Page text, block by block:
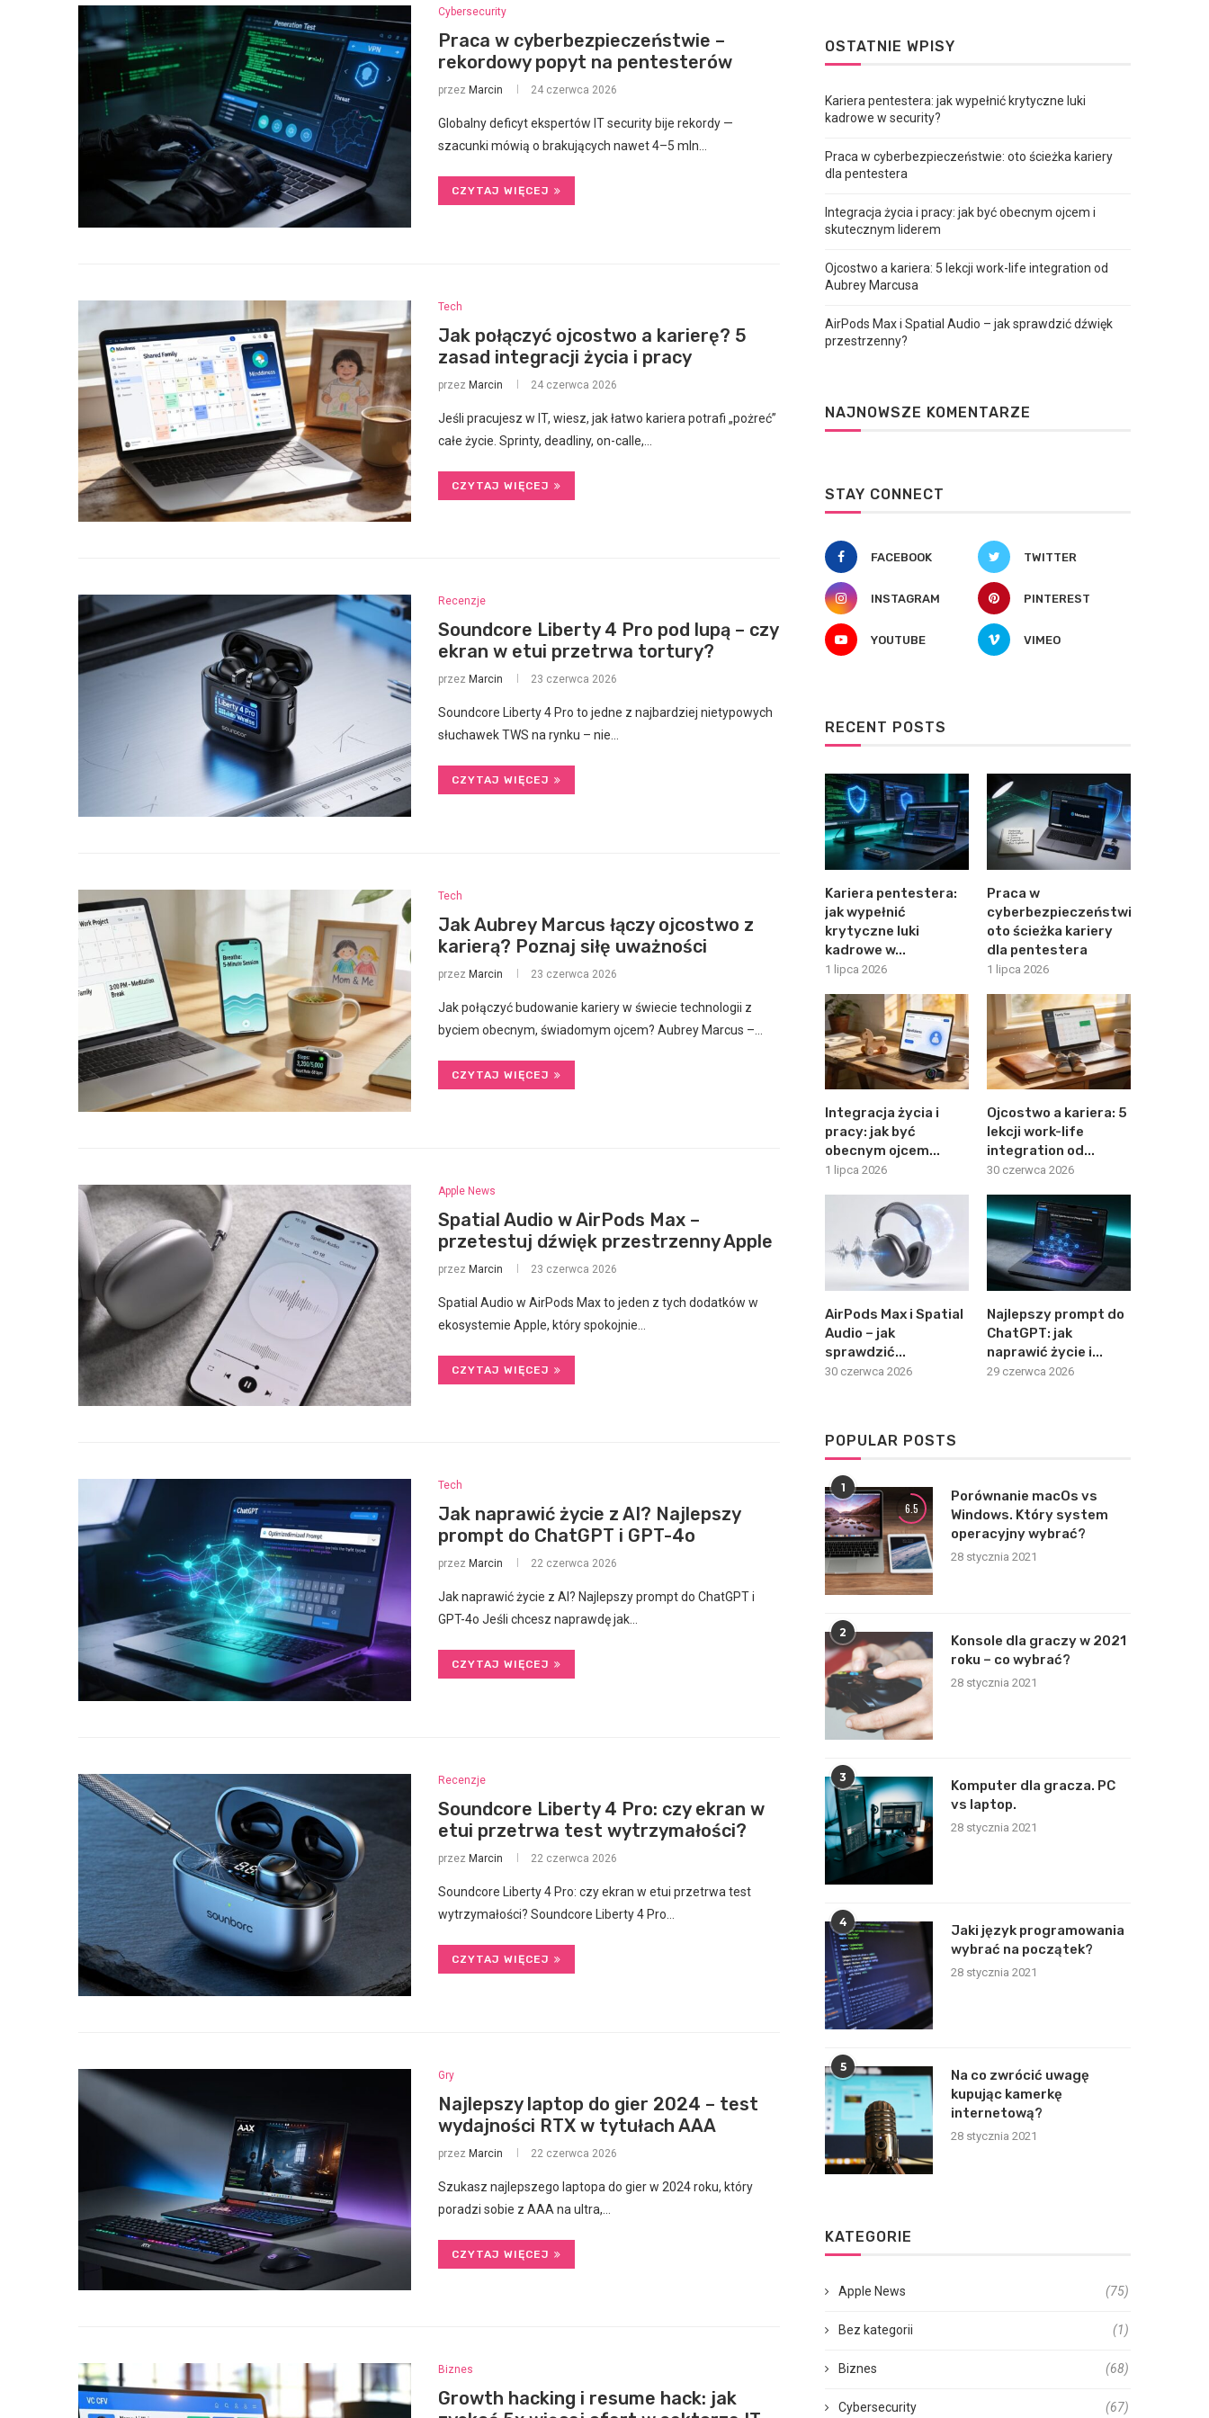
Cybersecurity
Praca w cyberbezpieczeństwie –
rekordowy popyt na pentesterów
przez Marcin 24 czerwca 2026
Globalny deficyt ekspertów IT security bije rekordy —
szacunki mówią o brakujących nawet 4–5 mln…
CZYTAJ WIĘCEJ
Tech
Jak połączyć ojcostwo a karierę? 5
zasad integracji życia i pracy
przez Marcin 24 czerwca 2026
Jeśli pracujesz w IT, wiesz, jak łatwo kariera potrafi „pożreć”
całe życie. Sprinty, deadliny, on-calle,…
CZYTAJ WIĘCEJ
Recenzje
Soundcore Liberty 4 Pro pod lupą – czy
ekran w etui przetrwa tortury?
przez Marcin 23 czerwca 2026
Soundcore Liberty 4 Pro to jedne z najbardziej nietypowych
słuchawek TWS na rynku – nie…
CZYTAJ WIĘCEJ
Tech
Jak Aubrey Marcus łączy ojcostwo z
karierą? Poznaj siłę uważności
przez Marcin 23 czerwca 2026
Jak połączyć budowanie kariery w świecie technologii z
byciem obecnym, świadomym ojcem? Aubrey Marcus –…
CZYTAJ WIĘCEJ
Apple News
Spatial Audio w AirPods Max –
przetestuj dźwięk przestrzenny Apple
przez Marcin 23 czerwca 2026
Spatial Audio w AirPods Max to jeden z tych dodatków w
ekosystemie Apple, który spokojnie…
CZYTAJ WIĘCEJ
Tech
Jak naprawić życie z AI? Najlepszy
prompt do ChatGPT i GPT-4o
przez Marcin 22 czerwca 2026
Jak naprawić życie z AI? Najlepszy prompt do ChatGPT i
GPT-4o Jeśli chcesz naprawdę jak…
CZYTAJ WIĘCEJ
Recenzje
Soundcore Liberty 4 Pro: czy ekran w
etui przetrwa test wytrzymałości?
przez Marcin 22 czerwca 2026
Soundcore Liberty 4 Pro: czy ekran w etui przetrwa test
wytrzymałości? Soundcore Liberty 4 Pro…
CZYTAJ WIĘCEJ
Gry
Najlepszy laptop do gier 2024 – test
wydajności RTX w tytułach AAA
przez Marcin 22 czerwca 2026
Szukasz najlepszego laptopa do gier w 2024 roku, który
poradzi sobie z AAA na ultra,…
CZYTAJ WIĘCEJ
Biznes
Growth hacking i resume hack: jak
OSTATNIE WPISY
Kariera pentestera: jak wypełnić krytyczne luki
kadrowe w security?
Praca w cyberbezpieczeństwie: oto ścieżka kariery
dla pentestera
Integracja życia i pracy: jak być obecnym ojcem i
skutecznym liderem
Ojcostwo a kariera: 5 lekcji work-life integration od
Aubrey Marcusa
AirPods Max i Spatial Audio – jak sprawdzić dźwięk
przestrzenny?
NAJNOWSZE KOMENTARZE
STAY CONNECT
FACEBOOK TWITTER
INSTAGRAM PINTEREST
YOUTUBE VIMEO
RECENT POSTS
Kariera pentestera:
jak wypełnić
krytyczne luki
kadrowe w...
1 lipca 2026
Praca w
cyberbezpieczeństwie:
oto ścieżka kariery
dla pentestera
1 lipca 2026
Integracja życia i
pracy: jak być
obecnym ojcem...
1 lipca 2026
Ojcostwo a kariera: 5
lekcji work-life
integration od...
30 czerwca 2026
AirPods Max i Spatial
Audio – jak
sprawdzić...
30 czerwca 2026
Najlepszy prompt do
ChatGPT: jak
naprawić życie i...
29 czerwca 2026
POPULAR POSTS
1
6.5
Porównanie macOs vs
Windows. Który system
operacyjny wybrać?
28 stycznia 2021
2
Konsole dla graczy w 2021
roku – co wybrać?
28 stycznia 2021
3
Komputer dla gracza. PC
vs laptop.
28 stycznia 2021
4
Jaki język programowania
wybrać na początek?
28 stycznia 2021
5
Na co zwrócić uwagę
kupując kamerkę
internetową?
28 stycznia 2021
KATEGORIE
Apple News (75)
Bez kategorii (1)
Biznes (68)
Cybersecurity (67)